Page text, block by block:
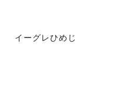
イーグレひめじ